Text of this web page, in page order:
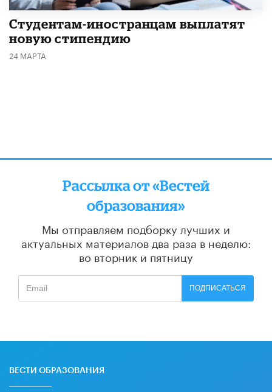
Студентам-иностранцам выплатят
новую стипендию
24 МАРТА
Рассылка от «Вестей
образования»
Мы отправляем подборку лучших и
актуальных материалов два раза в неделю:
во вторник и пятницу
ПОДПИСАТЬСЯ
ВЕСТИ ОБРАЗОВАНИЯ